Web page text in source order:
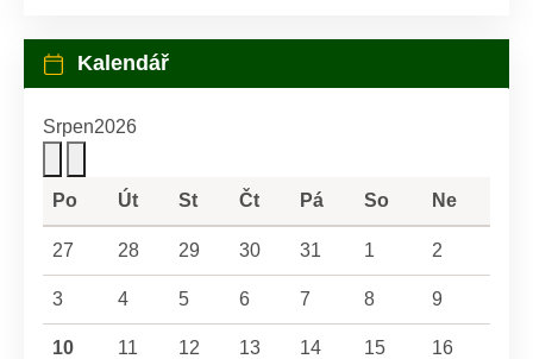
Kalendář
Srpen2026
Po Út St Čt Pá So Ne
27 28 29 30 31 1 2
3 4 5 6 7 8 9
10 11 12 13 14 15 16